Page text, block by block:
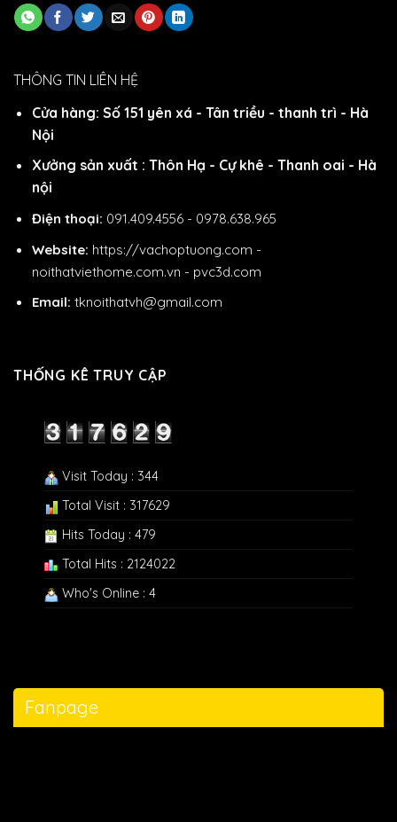
THÔNG TIN LIÊN HỆ
Cửa hàng: Số 151 yên xá - Tân triều - thanh trì - Hà
Nội
Xưởng sản xuất : Thôn Hạ - Cự khê - Thanh oai - Hà
nội
Điện thoại: 091.409.4556 - 0978.638.965
Website: https://vachoptuong.com -
noithatviethome.com.vn - pvc3d.com
Email: tknoithatvh@gmail.com
THỐNG KÊ TRUY CẬP
Visit Today : 344
Total Visit : 317629
Hits Today : 479
Total Hits : 2124022
Who's Online : 4
Fanpage